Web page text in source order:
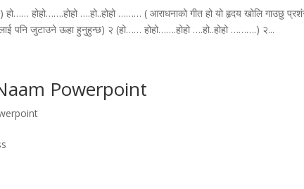
होहो…….होहो ….हो..होहो ……… ( आराधनाको गीत हो यो हृदय खोलि गाउछु
पनि जुटाउने ऊहा हुनुहुन्छ) २ (हो…… होहो…….होहो ….हो..होहो ……….) २...
Powerpoint